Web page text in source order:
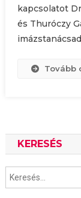
kapcsolatot
és Thuróczy
Tovább
KERESÉS